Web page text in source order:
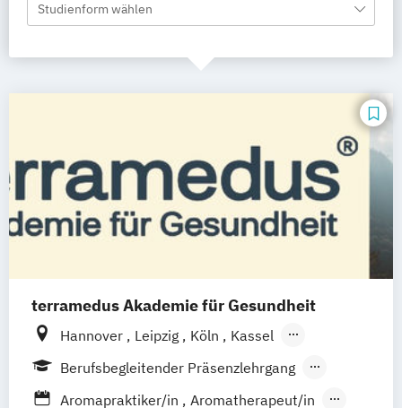
Studienform wählen
terramedus Akademie für Gesundheit
Hannover Leipzig Köln
Kassel
Frankfurt am Main
Nürnberg
Berufsbegleitender Präsenzlehrgang
Fernlehrgang
Fernstudium
Aromapraktiker/in
Aromatherapeut/in